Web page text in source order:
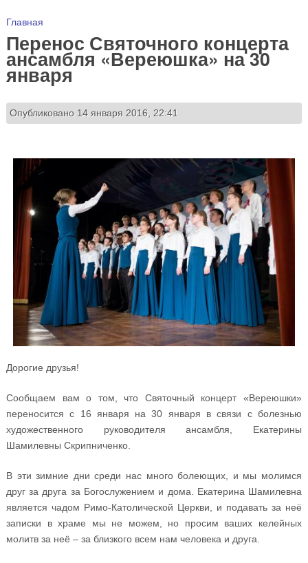
Вы здесь
Главная
Перенос Святочного концерта
ансамбля «Вереюшка» на 30
января
Опубликовано 14 января 2016, 22:41
Дорогие друзья!
Сообщаем вам о том, что Святочный концерт «Вереюшки»
переносится с 16 января на 30 января в связи с болезнью
художественного руководителя ансамбля, Екатерины
Шамилевны Скрипниченко.
В эти зимние дни среди нас много болеющих, и мы молимся
друг за друга за Богослужением и дома. Екатерина Шамилевна
является чадом Римо-Католической Церкви, и подавать за неё
записки в храме мы не можем, но просим ваших келейных
молитв за неё – за близкого всем нам человека и друга.